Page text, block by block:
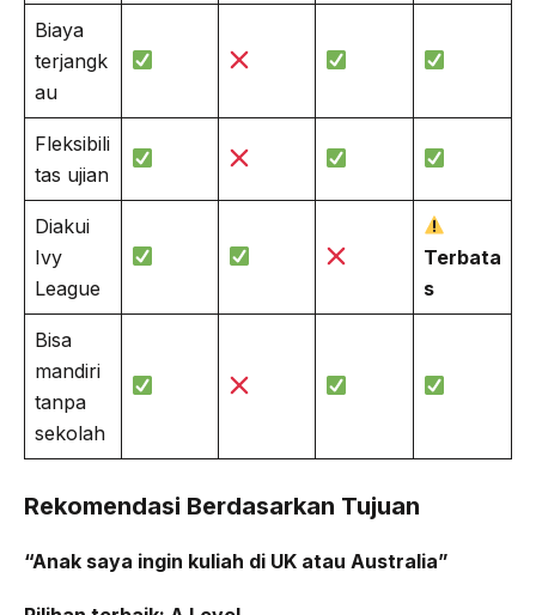
Biaya
terjangk
au
Fleksibili
tas ujian
Diakui
Ivy
League
Terbata
s
Bisa
mandiri
tanpa
sekolah
Rekomendasi Berdasarkan Tujuan
“Anak saya ingin kuliah di UK atau Australia”